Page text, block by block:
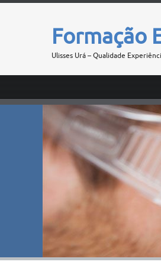
Formação
Ulisses Urá – Qualidade